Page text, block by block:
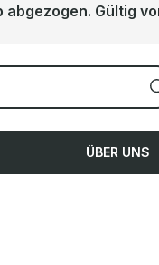
Gültig
ÜBER UNS